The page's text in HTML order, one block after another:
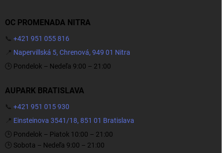
OC PROMENADA NITRA
📞 +421 951 055 816
📍 Napervillská 5, Chrenová, 949 01 Nitra
🕒 Pondelok – Nedeľa 9:00 – 21:00
AUPARK BRATISLAVA
📞 +421 951 015 930
📍 Einsteinova 3541/18, 851 01 Bratislava
🕒 Pondelok – Piatok 10:00 – 21:00
🕒 Sobota – Nedeľa 9:00 – 21:00